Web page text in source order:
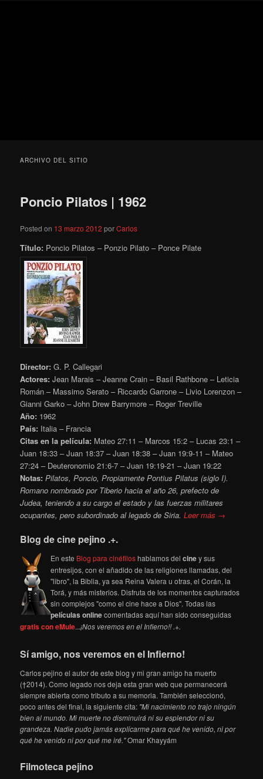
ARCHIVO DEL SITIO
Poncio Pilatos | 1962
Posted on 13 marzo 2012 porCarlos
Título: Poncio Pilatos – Ponzio Pilato – Ponce Pilate
Director: G. P. Callegari
Actores: Jean Marais – Jeanne Crain – Basil Rathbone – Leticia
Román – Massimo Serato – Riccardo Garrone – Livio Lorenzon –
Gianni Garko – John Drew Barrymore – Roger Treville
Año: 1962
País: Italia – Francia
Citas en la película: Mateo 27:11 – Marcos 15:2 – Lucas 23:1 –
Juan 18:33 – Juan 18:37 – Juan 18:38 – Juan 19:9-11 – Mateo
27:24 – Deuteronomio 21:6-7 – Juan 19:19-21 – Juan 19:22
Notas: Pilatos, Poncio, Propiamente Pontius Pilatus (siglo I).
Romano nombrado por Tiberio hacia el año 26, prefecto de
Judea, teniendo a su cargo el estado y las fuerzas militares
ocupantes, pero subordinado al legado de Siria.Leer más →
Blog de cine pejino .+.
En este Blog para cinéfiloshablamos delciney sus
entresijos, con el añadido de las religiones llamadas, del
"libro", la Biblia, ya sea Reina Valera u otras, el Corán, la
Torá, y más misterios. Disfruta de los momentos capturados
sin complejos "como el cine hace a Dios". Todas las
películas onlinecomentadas aquí han sido conseguidas
gratis con eMule...¡Nos veremos en el Infierno!! .+.
Sí amigo, nos veremos en el Infierno!
Carlos pejino el autor de este blog y mi gran amigo ha muerto
(†2014). Como legado nos deja esta gran web que permanecerá
siempre abierta como tributo a su memoria. También seleccionó,
poco antes del final, la siguiente cita: "Mi nacimiento no trajo ningún
bien al mundo. Mi muerte no disminuirá ni su esplendor ni su
grandeza. Nadie pudo jamás explicarme para qué he venido, ni por
qué he venido ni por qué me iré."Omar Khayyám
Filmoteca pejino